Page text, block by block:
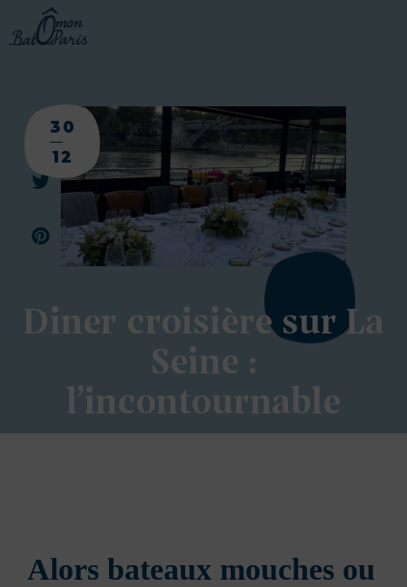
30
12
Diner croisière sur La
Seine :
l’incontournable
Alors bateaux mouches ou